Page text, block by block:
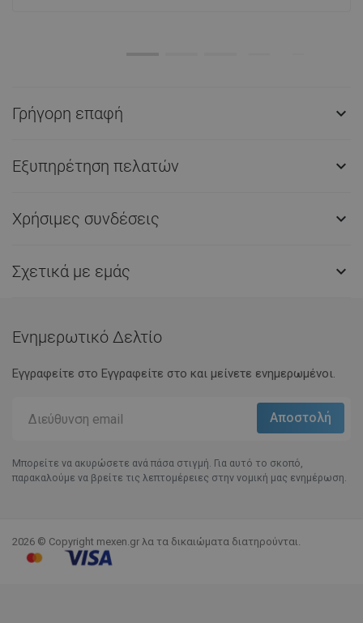
Γρήγορη επαφή 
Εξυπηρέτηση πελατών 
Χρήσιμες συνδέσεις 
Σχετικά με εμάς 
Ενημερωτικό Δελτίο
Εγγραφείτε στο Eγγραφείτε στο και μείνετε ενημερωμένοι.
Μπορείτε να ακυρώσετε ανά πάσα στιγμή. Για αυτό το σκοπό,
παρακαλούμε να βρείτε τις λεπτομέρειες στην νομική μας ενημέρωση.
2026 © Copyright mexen.gr λα τα δικαιώματα διατηρούνται.